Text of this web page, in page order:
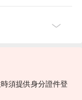
須提供身分證件登